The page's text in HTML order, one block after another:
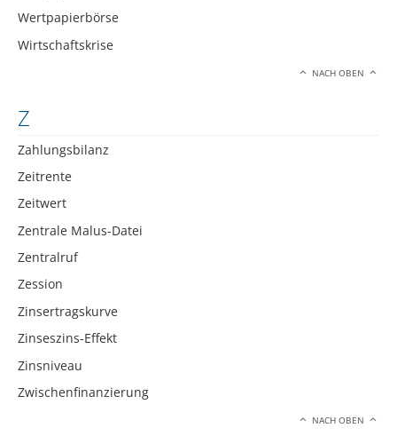
Wertpapierbörse
Wirtschaftskrise
NACH OBEN
Z
Zahlungsbilanz
Zeitrente
Zeitwert
Zentrale Malus-Datei
Zentralruf
Zession
Zinsertragskurve
Zinseszins-Effekt
Zinsniveau
Zwischenfinanzierung
NACH OBEN